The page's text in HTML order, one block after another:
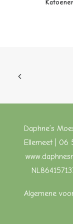
Daphne’s
Ellemeet | 06
Algemene